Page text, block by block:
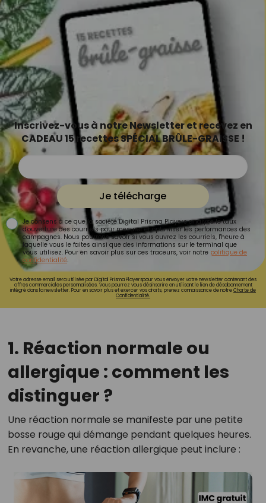
Inscrivez-vous à notre Newsletter et recevez en
CADEAU 15 recettes SPÉCIAL BRÛLE-GRAISSE !
Je télécharge
Je consens à ce que la société Digital Prisma Players analyse le taux
d'ouverture des courriels pour mesurer et optimiser les performances des
campagnes. Nous pourrons savoir si vous ouvrez les courriels, l'heure à
laquelle vous le faites ainsi que des informations sur le terminal que
vous utilisez. Pour en savoir plus sur ces traceurs, voir notre politique de
confidentialité.
Votre adresse email sera utilisée par Digital Prisma Playerspour vous envoyer votre newsletter contenant des
offres commerciales personnalisées. Vous pourrez vous désinscrire en utilisant le lien de désabonnement
intégré dans la newsletter. Pour en savoir plus et exercer vos droits, prenez connaissance de notreCharte de
Confidentialité.
1. Réaction normale ou
allergique : comment les
distinguer ?
Une réaction normale se manifeste par une petite
bosse rouge qui démange pendant quelques heures.
En revanche, une réaction allergique peut inclure :